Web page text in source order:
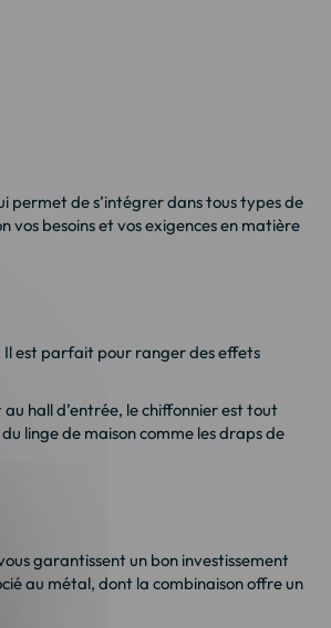
permet de s’intégrer dans tous types de
besoins et vos exigences en matière
Il est parfait pour ranger des effets
hall d’entrée, le chiffonnier est tout
linge de maison comme les draps de
garantissent un bon investissement
au métal, dont la combinaison offre un